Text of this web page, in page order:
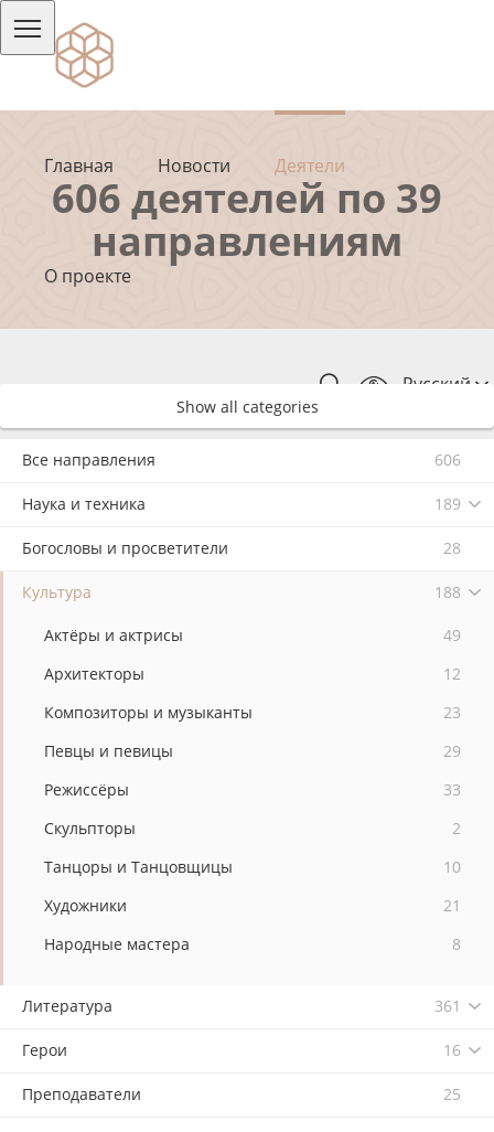
Главная Новости Деятели
О проекте
Русский
606 деятелей по 39
направлениям
Show all categories
Все направления 606
Наука и техника 189
Богословы и просветители 28
Культура 188
Актёры и актрисы
49
Архитекторы
12
Композиторы и музыканты
23
Певцы и певицы
29
Режиссёры
33
Скульпторы
2
Танцоры и Танцовщицы
10
Художники
21
Народные мастера
8
Литература 361
Герои 16
Преподаватели 25